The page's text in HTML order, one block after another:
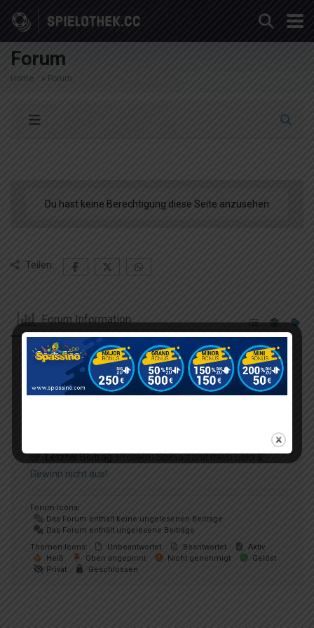
Forum
Home » Forum
Du hast keine Berechtigung diese Seite anzusehen
Teilen:
Forum Information
11 Foren 1,120 Themen
6,027 Beiträge 0 Online
Letzter Beitrag:Problem Spinia zahlt mein Geld &
Gewinn nicht aus!
Forum Icons:
Das Forum enthält keine ungelesenen Beiträge
Das Forum enthält ungelesene Beiträge
Themen-Icons:
Unbeantwortet Beantwortet
Aktiv
Heiß
Oben angepinnt Nicht genehmigt
Gelöst
Privat
Geschlossen